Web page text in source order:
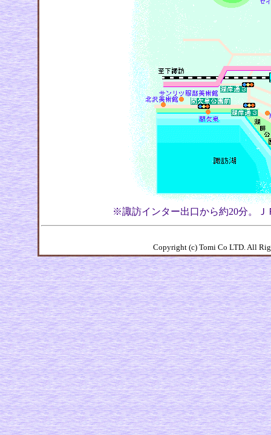
※諏訪インター出口から約20分。Ｊ
Copyright (c) Tomi Co LTD. All